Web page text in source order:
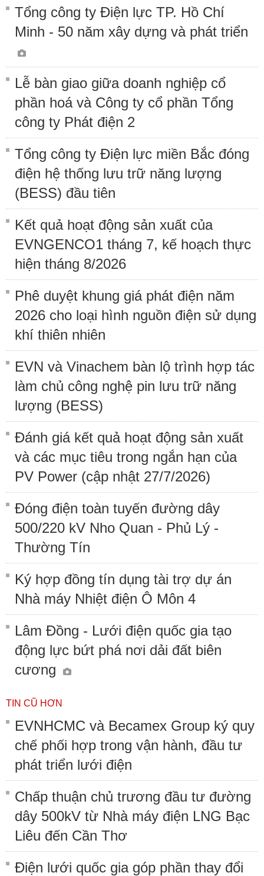
Tổng công ty Điện lực TP. Hồ Chí
Minh - 50 năm xây dựng và phát triển
Lễ bàn giao giữa doanh nghiệp cổ
phần hoá và Công ty cổ phần Tổng
công ty Phát điện 2
Tổng công ty Điện lực miền Bắc đóng
điện hệ thống lưu trữ năng lượng
(BESS) đầu tiên
Kết quả hoạt động sản xuất của
EVNGENCO1 tháng 7, kế hoạch thực
hiện tháng 8/2026
Phê duyệt khung giá phát điện năm
2026 cho loại hình nguồn điện sử dụng
khí thiên nhiên
EVN và Vinachem bàn lộ trình hợp tác
làm chủ công nghệ pin lưu trữ năng
lượng (BESS)
Đánh giá kết quả hoạt động sản xuất
và các mục tiêu trong ngắn hạn của
PV Power (cập nhật 27/7/2026)
Đóng điện toàn tuyến đường dây
500/220 kV Nho Quan - Phủ Lý -
Thường Tín
Ký hợp đồng tín dụng tài trợ dự án
Nhà máy Nhiệt điện Ô Môn 4
Lâm Đồng - Lưới điện quốc gia tạo
động lực bứt phá nơi dải đất biên
cương
TIN CŨ HƠN
EVNHCMC và Becamex Group ký quy
chế phối hợp trong vận hành, đầu tư
phát triển lưới điện
Chấp thuận chủ trương đầu tư đường
dây 500kV từ Nhà máy điện LNG Bạc
Liêu đến Cần Thơ
Điện lưới quốc gia góp phần thay đổi